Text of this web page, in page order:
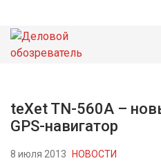
НОВОСТИ
teXet TN-560A –
GPS-навигатор
8 июля 2013 НОВОСТИ